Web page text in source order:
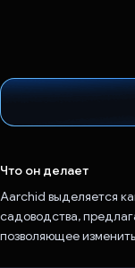
Что он делает
Aarchid выделяется
садоводства,
позволяющее